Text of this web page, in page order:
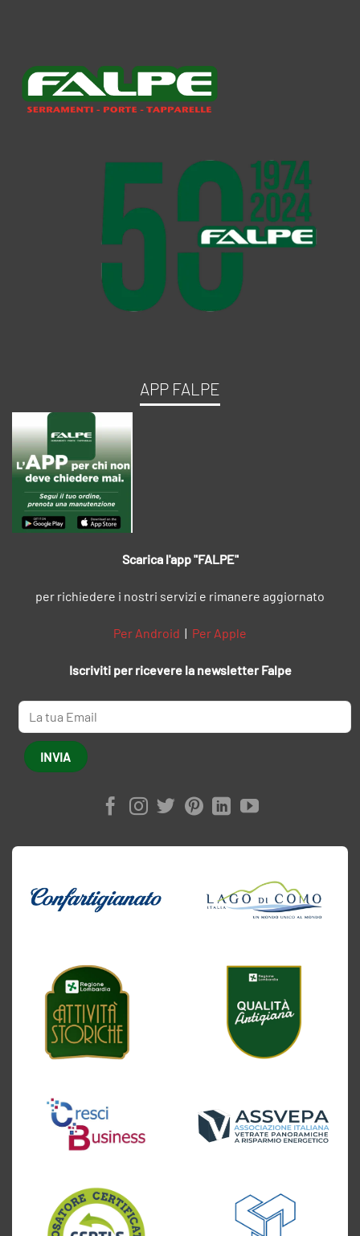
APP FALPE
Scarica l'app "FALPE"
per richiedere i nostri servizi e rimanere aggiornato
Per Android | Per Apple
Iscriviti per ricevere la newsletter Falpe